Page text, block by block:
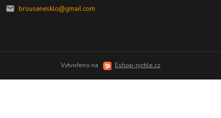
brousenesklo@gmail.com
Vytvořeno na Eshop-rychle.cz